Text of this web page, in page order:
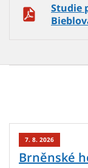
Studie
7. 8. 2026
Brněnské